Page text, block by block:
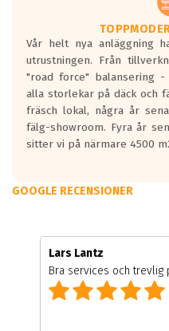
Vår helt nya anläggning
utrustningen. Från
"road force" balansering
alla storlekar på däck och
fräsch lokal, några år
fälg-showroom. Fyra år
sitter vi på närmare 4500
GOOGLE RECENSIONER
Lars Lantz
Bra services och trevlig